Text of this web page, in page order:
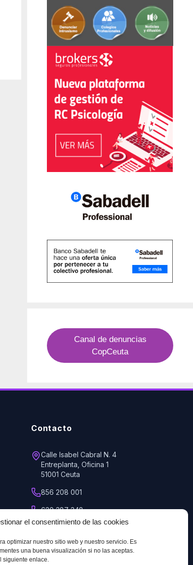
el consentimiento de las cookies
optimizar nuestro sitio web y nuestro servicio. Es
una buena visualización si no las aceptas.
siguiente enlace.
Canal de denuncias
CopCeuta
Contacto
Calle Isabel Cabral N. 4
Entreplanta, Oficina 1
51001 Ceuta
856 208 001
620 387 348